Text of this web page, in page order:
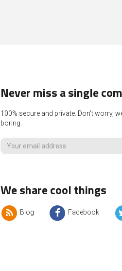
Never miss a single
100% secure and private. Don't worry,
boring.
We share cool things
Blog Facebook